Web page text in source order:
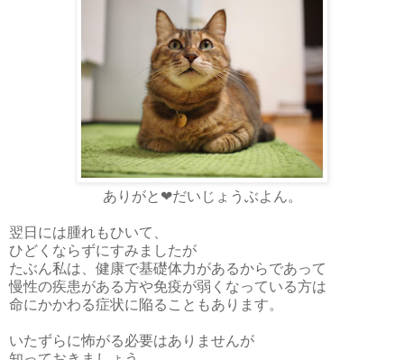
ありがと❤だいじょうぶよん。
翌日には腫れもひいて、
ひどくならずにすみましたが
たぶん私は、健康で基礎体力があるからであって
慢性の疾患がある方や免疫が弱くなっている方は
命にかかわる症状に陥ることもあります。
いたずらに怖がる必要はありませんが